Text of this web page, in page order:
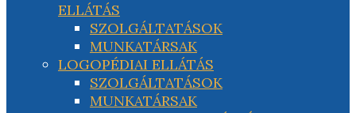
ELLÁTÁS
SZOLGÁLTATÁSOK
MUNKATÁRSAK
LOGOPÉDIAI ELLÁTÁS
SZOLGÁLTATÁSOK
MUNKATÁRSAK